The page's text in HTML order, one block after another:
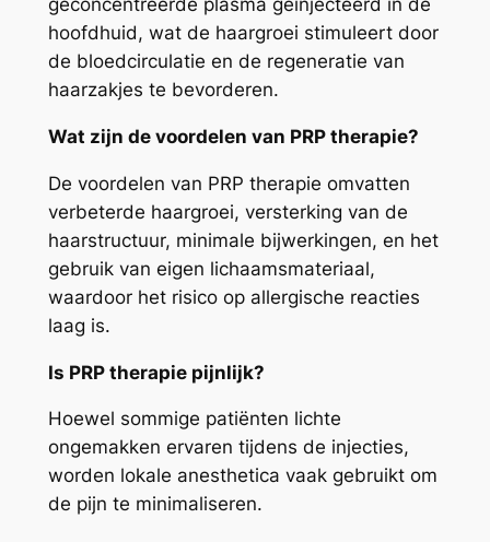
geconcentreerde plasma geïnjecteerd in de
hoofdhuid, wat de haargroei stimuleert door
de bloedcirculatie en de regeneratie van
haarzakjes te bevorderen.
Wat zijn de voordelen van PRP therapie?
De voordelen van PRP therapie omvatten
verbeterde haargroei, versterking van de
haarstructuur, minimale bijwerkingen, en het
gebruik van eigen lichaamsmateriaal,
waardoor het risico op allergische reacties
laag is.
Is PRP therapie pijnlijk?
Hoewel sommige patiënten lichte
ongemakken ervaren tijdens de injecties,
worden lokale anesthetica vaak gebruikt om
de pijn te minimaliseren.